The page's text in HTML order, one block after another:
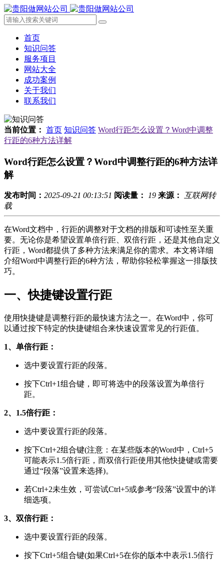
首页
知识问答
服务项目
网站大全
成功案例
关于我们
联系我们
当前位置： 首页 知识问答 Word行距怎么设置？Word中调整
行距的6种方法详解
Word行距怎么设置？Word中调整行距的6种方法详
解
发布时间： 2025-09-21 00:13:51 阅读量： 19 来源： 互联网转
载
在Word文档中，行距的调整对于文档的排版和可读性至关重
要。无论你是希望设置单倍行距、双倍行距，还是其他自定义
行距，Word都提供了多种方法来满足你的需求。本文将详细
介绍Word中调整行距的6种方法，帮助你轻松掌握这一排版技
巧。
一、快捷键设置行距
使用快捷键是调整行距的最快速方法之一。在Word中，你可
以通过按下特定的快捷键组合来快速设置常见的行距值。
1、单倍行距：
选中要设置行距的段落。
按下Ctrl+1组合键，即可将选中的段落设置为单倍行
距。
2、1.5倍行距：
选中要设置行距的段落。
按下Ctrl+2组合键(注意：在某些版本的Word中，Ctrl+5
可能表示1.5倍行距，而双倍行距使用其他快捷键或需要
通过“段落”设置来选择)。
若Ctrl+2未生效，可尝试Ctrl+5或参考“段落”设置中的详
细选项。
3、双倍行距：
选中要设置行距的段落。
按下Ctrl+5组合键(如果Ctrl+5在你的版本中表示1.5倍行